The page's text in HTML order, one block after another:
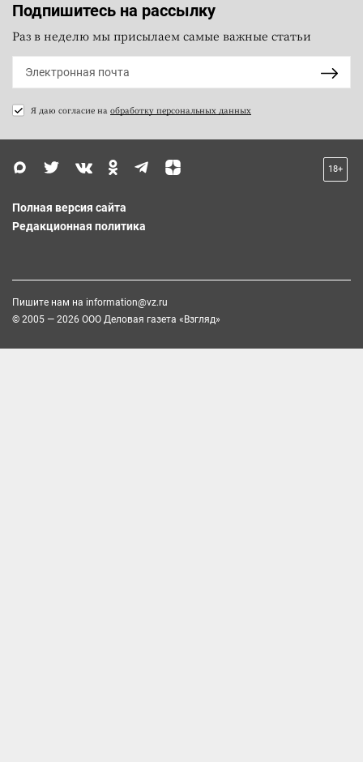
Подпишитесь на рассылку
Раз в неделю мы присылаем самые важные статьи
Я даю согласие на обработку персональных данных
18+
Полная версия сайта
Редакционная политика
Пишите нам на information@vz.ru
© 2005 — 2026 ООО Деловая газета «Взгляд»